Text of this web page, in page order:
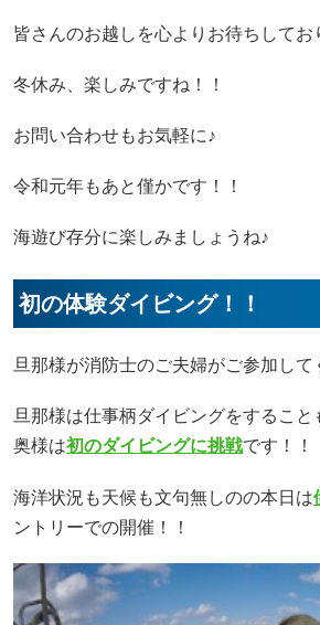
皆さんのお越しを心よりお待ちして
冬休み、楽しみですね！！
お問い合わせもお気軽に♪
令和元年もあと僅かです！！
海遊び存分に楽しみましょうね♪
初の体験ダイビング！！
旦那様が消防士のご夫婦がご参加して
旦那様は仕事柄ダイビングをすること
奥様は初のダイビングに挑戦です！！
海洋状況も天候も文句無しのの本日は
ントリーでの開催！！